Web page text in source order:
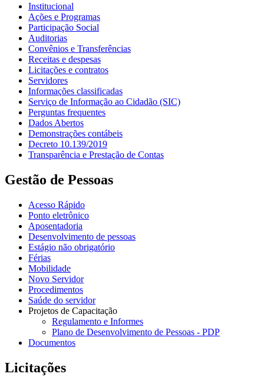
Institucional
Ações e Programas
Participação Social
Auditorias
Convênios e Transferências
Receitas e despesas
Licitações e contratos
Servidores
Informações classificadas
Serviço de Informação ao Cidadão (SIC)
Perguntas frequentes
Dados Abertos
Demonstrações contábeis
Decreto 10.139/2019
Transparência e Prestação de Contas
Gestão de Pessoas
Acesso Rápido
Ponto eletrônico
Aposentadoria
Desenvolvimento de pessoas
Estágio não obrigatório
Férias
Mobilidade
Novo Servidor
Procedimentos
Saúde do servidor
Projetos de Capacitação
Regulamento e Informes
Plano de Desenvolvimento de Pessoas - PDP
Documentos
Licitações